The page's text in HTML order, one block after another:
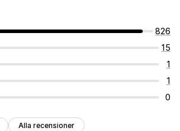
826
15
1
1
0
Alla recensioner